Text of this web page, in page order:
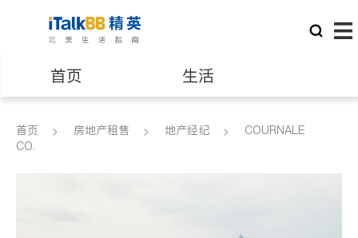
首页 生活
医生 律师
首页 房地产租售 地产经纪
COURNALE
CO.